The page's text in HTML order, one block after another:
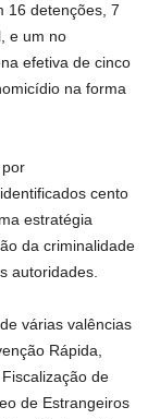
16 detenções, 7
e um no
efetiva de cinco
na forma
cento
estratégia
da criminalidade
autoridades.
várias valências
Rápida,
de
de Estrangeiros